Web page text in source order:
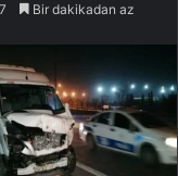
7 Bir dakikadan az